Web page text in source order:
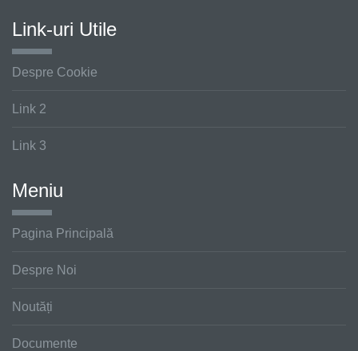
Link-uri Utile
Despre Cookie
Link 2
Link 3
Meniu
Pagina Principală
Despre Noi
Noutăți
Documente